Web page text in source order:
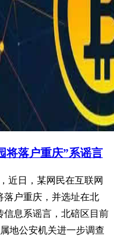
将落户重庆”系谣言
近日，某网民在互联网
落户重庆，并选址在北
信息系谣言，北碚区目前
地公安机关进一步调查